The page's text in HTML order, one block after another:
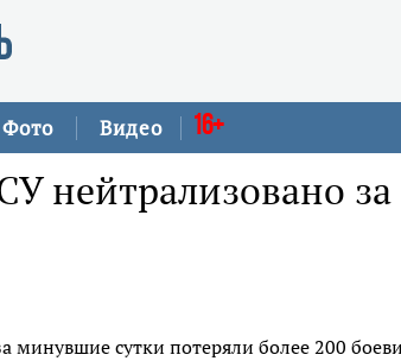
Фото Видео 16+
нейтрализовано за
минувшие сутки потеряли более 200